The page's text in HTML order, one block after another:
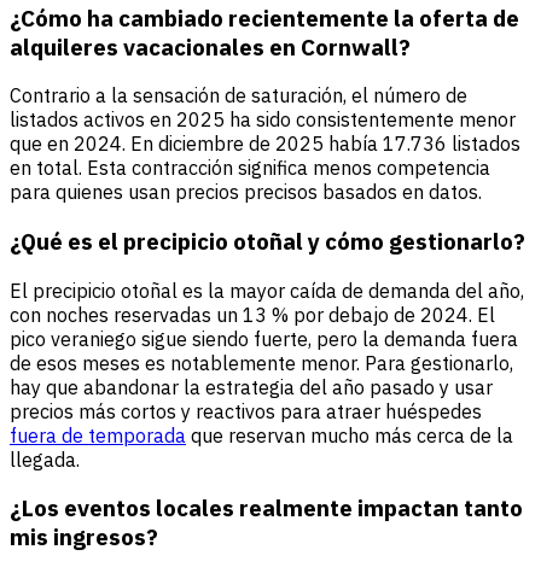
¿Cómo ha cambiado recientemente la oferta de
alquileres vacacionales en Cornwall?
Contrario a la sensación de saturación, el número de
listados activos en 2025 ha sido consistentemente menor
que en 2024. En diciembre de 2025 había 17.736 listados
en total. Esta contracción significa menos competencia
para quienes usan precios precisos basados en datos.
¿Qué es el precipicio otoñal y cómo gestionarlo?
El precipicio otoñal es la mayor caída de demanda del año,
con noches reservadas un 13 % por debajo de 2024. El
pico veraniego sigue siendo fuerte, pero la demanda fuera
de esos meses es notablemente menor. Para gestionarlo,
hay que abandonar la estrategia del año pasado y usar
precios más cortos y reactivos para atraer huéspedes
fuera de temporada que reservan mucho más cerca de la
llegada.
¿Los eventos locales realmente impactan tanto
mis ingresos?